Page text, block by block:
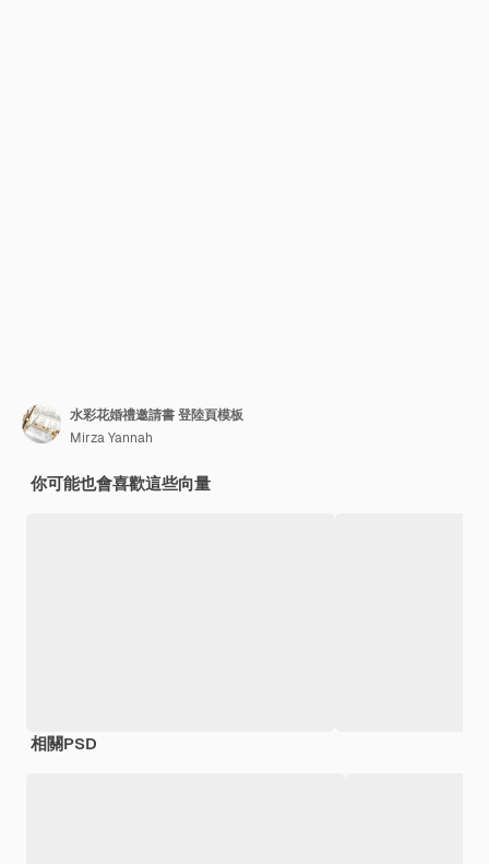
水彩花婚禮邀請書 登陸頁模板
Mirza Yannah
你可能也會喜歡這些向量
相關PSD